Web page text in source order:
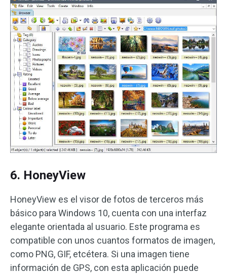
6. HoneyView
HoneyView es el visor de fotos de terceros más
básico para Windows 10, cuenta con una interfaz
elegante orientada al usuario. Este programa es
compatible con unos cuantos formatos de imagen,
como PNG, GIF, etcétera. Si una imagen tiene
información de GPS, con esta aplicación puede